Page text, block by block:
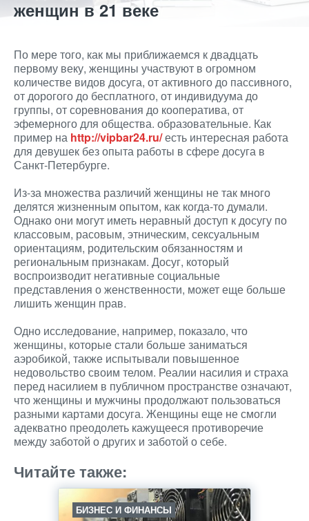
женщин в 21 веке
По мере того, как мы приближаемся к двадцать
первому веку, женщины участвуют в огромном
количестве видов досуга, от активного до пассивного,
от дорогого до бесплатного, от индивидуума до
группы, от соревнования до кооператива, от
эфемерного для общества. образовательные. Как
пример на http://vipbar24.ru/есть интересная работа
для девушек без опыта работы в сфере досуга в
Санкт-Петербурге.
Из-за множества различий женщины не так много
делятся жизненным опытом, как когда-то думали.
Однако они могут иметь неравный доступ к досугу по
классовым, расовым, этническим, сексуальным
ориентациям, родительским обязанностям и
региональным признакам. Досуг, который
воспроизводит негативные социальные
представления о женственности, может еще больше
лишить женщин прав.
Одно исследование, например, показало, что
женщины, которые стали больше заниматься
аэробикой, также испытывали повышенное
недовольство своим телом. Реалии насилия и страха
перед насилием в публичном пространстве означают,
что женщины и мужчины продолжают пользоваться
разными картами досуга. Женщины еще не смогли
адекватно преодолеть кажущееся противоречие
между заботой о других и заботой о себе.
Читайте также:
БИЗНЕС И ФИНАНСЫ